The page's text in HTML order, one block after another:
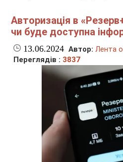
Авторизація в
чи буде доступна
13.06.2024 Автор: Лента
Переглядів : 3837